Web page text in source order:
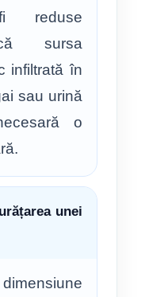
reduse
sursa
infiltrată în
sau urină
o
unei